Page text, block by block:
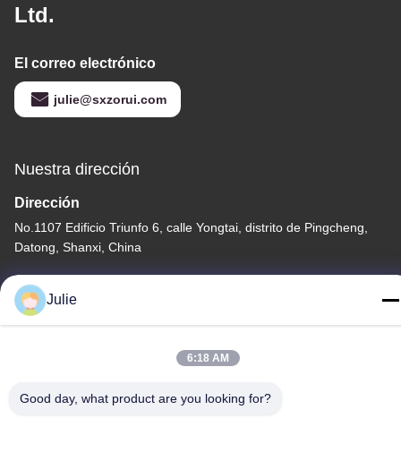
Ltd.
El correo electrónico
julie@sxzorui.com
Nuestra dirección
Dirección
No.1107 Edificio Triunfo 6, calle Yongtai, distrito de Pingcheng,
Datong, Shanxi, China
Teléfono
86-13546018581
Julie
6:18 AM
Good day, what product are you looking for?